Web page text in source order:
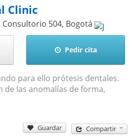
Clinic
Consultorio 504, Bogotá
Pedir cita
para ello prótesis dentales.
de las anomalías de forma,
Guardar Compartir